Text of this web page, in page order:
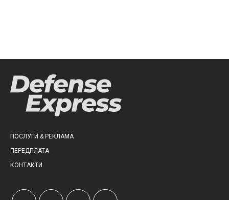
ПОСЛУГИ & РЕКЛАМА
ПЕРЕДПЛАТА
КОНТАКТИ